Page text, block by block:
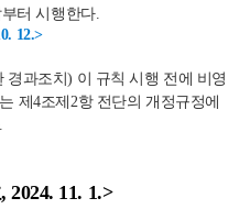
터 시행한다.
12.>
과조치) 이 규칙 시행 전에 비영
제4조제2항 전단의 개정규정에
11. 1.>